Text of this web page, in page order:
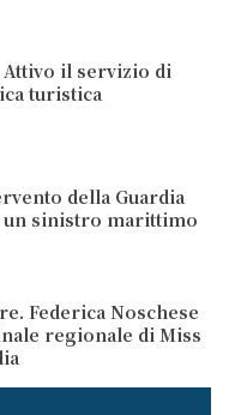
Attivo il servizio di
turistica
della Guardia
un sinistro marittimo
Federica Noschese
regionale di Miss